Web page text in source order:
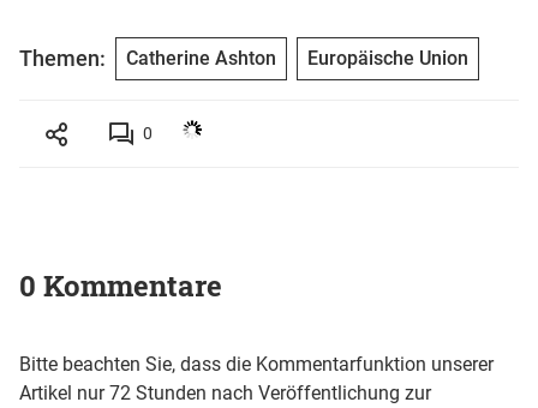
Themen: Catherine Ashton Europäische Union
0
0 Kommentare
Bitte beachten Sie, dass die Kommentarfunktion unserer
Artikel nur 72 Stunden nach Veröffentlichung zur